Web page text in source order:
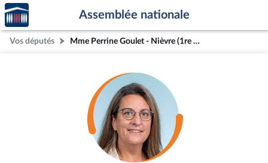
Aller au contenu
Aller en bas de la page
Accèder
à la
page
d'accueil
Assemblée nationale
Vos députés Mme Perrine Goulet - Nièvre (1re circonscription)